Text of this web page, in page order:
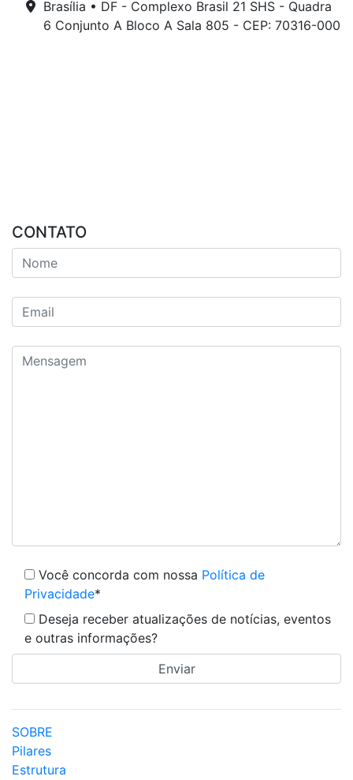
Brasília • DF - Complexo Brasil 21 SHS - Quadra
6 Conjunto A Bloco A Sala 805 - CEP: 70316-000
CONTATO
Você concorda com nossa Política de
Privacidade*
Deseja receber atualizações de notícias, eventos
e outras informações?
SOBRE
Pilares
Estrutura